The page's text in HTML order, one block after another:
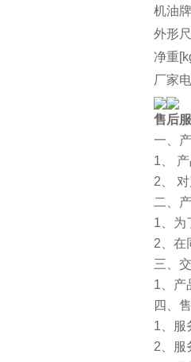
机油
外形
净重
厂家
售后
一、
1、
2、
二、
1、为
2、在
三、
1、产
四、
1、服
2、服